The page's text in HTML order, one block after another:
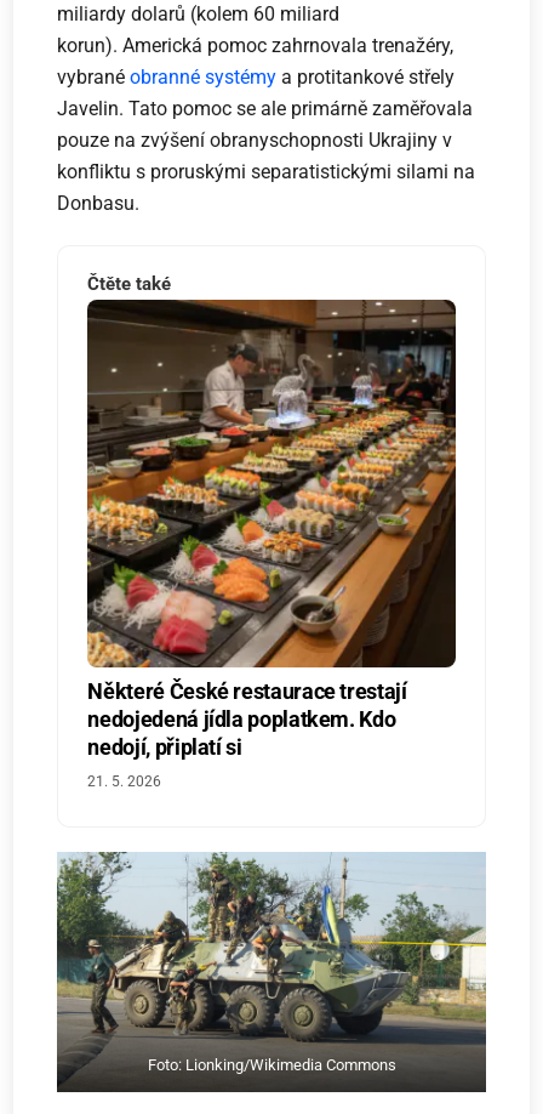
miliardy dolarů (kolem 60 miliard
korun). Americká pomoc zahrnovala trenažéry,
vybranéobranné systémy a protitankové střely
Javelin. Tato pomoc se ale primárně zaměřovala
pouze na zvýšení obranyschopnosti Ukrajiny v
konfliktu s proruskými separatistickými silami na
Donbasu.
Čtěte také
Některé České restaurace trestají
nedojedená jídla poplatkem. Kdo
nedojí, připlatí si
21. 5. 2026
Foto: Lionking/Wikimedia Commons